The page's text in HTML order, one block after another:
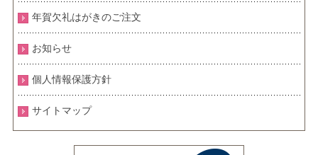
年賀欠礼はがきのご注文
お知らせ
個人情報保護方針
サイトマップ